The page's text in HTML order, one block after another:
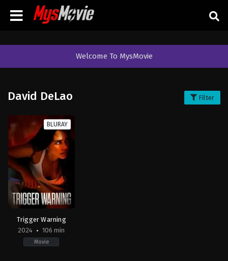
Welcome To MysMovie
David DeLao Filter
BLURAY
Trigger Warning
2024
106 min
Movie